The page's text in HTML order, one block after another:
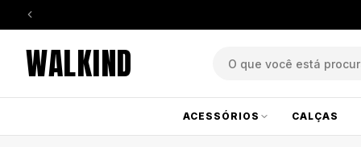
WALKIND
ACESSÓRIOS CALÇAS